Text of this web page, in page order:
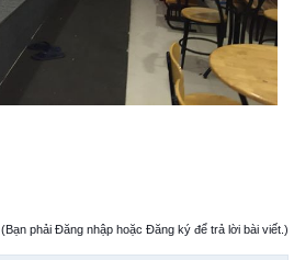
(Bạn phải Đăng nhập hoặc Đăng ký để trả lời bài viết.)